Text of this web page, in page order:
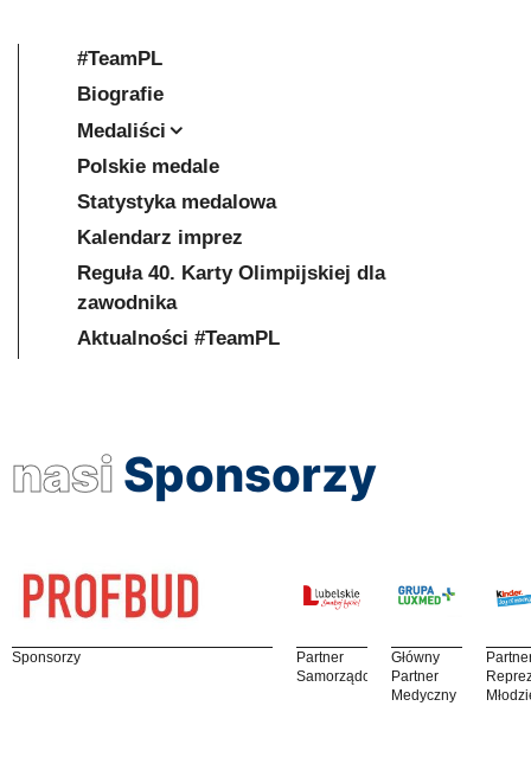
#TeamPL
Biografie
Medaliści
Polskie medale
Statystyka medalowa
Kalendarz imprez
Reguła 40. Karty Olimpijskiej dla
zawodnika
Aktualności #TeamPL
nasi Sponsorzy
Sponsorzy
Partner
Samorządowy
Główny
Partner
Medyczny